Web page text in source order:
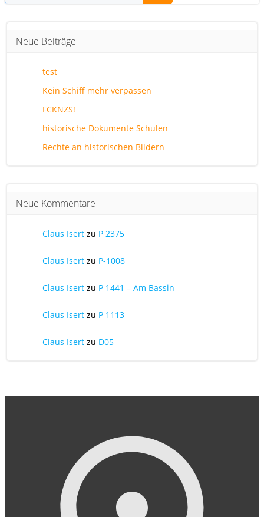
Neue Beiträge
test
Kein Schiff mehr verpassen
FCKNZS!
historische Dokumente Schulen
Rechte an historischen Bildern
Neue Kommentare
Claus Isert zu P 2375
Claus Isert zu P-1008
Claus Isert zu P 1441 – Am Bassin
Claus Isert zu P 1113
Claus Isert zu D05